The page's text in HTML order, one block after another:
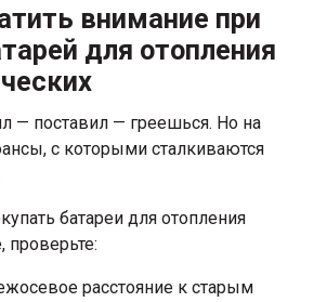
внимание при
для отопления
— поставил — греешься. Но на
с которыми сталкиваются
батареи для отопления
проверьте:
расстояние к старым